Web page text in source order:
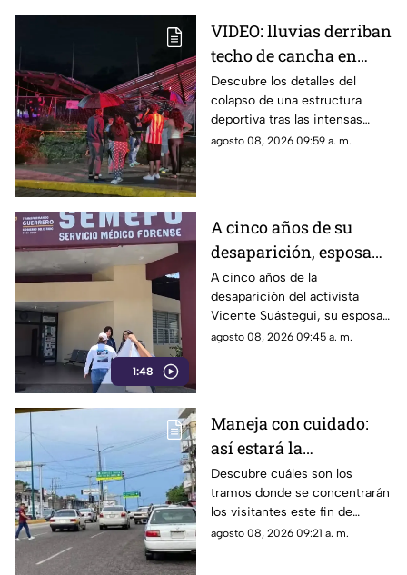
VIDEO: lluvias derriban
techo de cancha en
Chilpancingo; hubo
lesionados
Descubre los detalles del
colapso de una estructura
deportiva tras las intensas
precipitaciones y el reporte de
agosto 08, 2026 09:59 a. m.
1:48
A cinco años de su
desaparición, esposa
de Vicente Suástegui
acude al Semefo en
Chilpancingo
A cinco años de la
desaparición del activista
Vicente Suástegui, su esposa
acudió al Semefo de
agosto 08, 2026 09:45 a. m.
Maneja con cuidado:
así estará la
circulación hoy en
Acapulco
Descubre cuáles son los
tramos donde se concentrarán
los visitantes este fin de
semana y las rutas que
agosto 08, 2026 09:21 a. m.